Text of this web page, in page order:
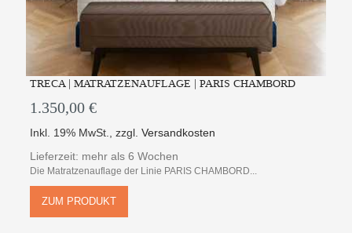
TRECA | MATRATZENAUFLAGE | PARIS CHAMBORD
1.350,00 €
Inkl. 19% MwSt.,zzgl.Versandkosten
Lieferzeit: mehr als 6 Wochen
Die Matratzenauflage der Linie PARIS CHAMBORD...
ZUM PRODUKT